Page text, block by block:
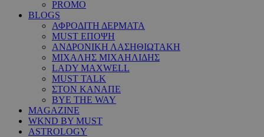
PROMO
BLOGS
ΑΦΡΟΔΙΤΗ ΔΕΡΜΑΤΑ
MUST ΕΠΟΨΗ
ΑΝΔΡΟΝΙΚΗ ΛΑΣΗΘΙΩΤΑΚΗ
ΜΙΧΑΛΗΣ ΜΙΧΑΗΛΙΔΗΣ
LADY MAXWELL
MUST TALK
ΣΤΟΝ ΚΑΝΑΠΕ
BYE THE WAY
MAGAZINE
WKND BY MUST
ASTROLOGY